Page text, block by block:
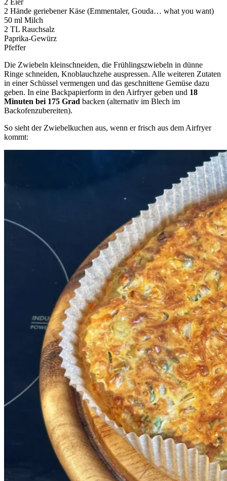
2 Eier
2 Hände geriebener Käse (Emmentaler, Gouda… what you want)
50 ml Milch
2 TL Rauchsalz
Paprika-Gewürz
Pfeffer
Die Zwiebeln kleinschneiden, die Frühlingszwiebeln in dünne
Ringe schneiden, Knoblauchzehe auspressen. Alle weiteren Zutaten
in einer Schüssel vermengen und das geschnittene Gemüse dazu
geben. In eine Backpapierform in den Airfryer geben und 18
Minuten bei 175 Grad backen (alternativ im Blech im
Backofenzubereiten).
So sieht der Zwiebelkuchen aus, wenn er frisch aus dem Airfryer
kommt: